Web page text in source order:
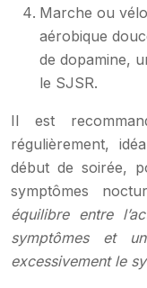
Marche ou
aérobique
de dopamine,
le SJSR.
Il est
régulièrement,
début de soirée,
symptômes
équilibre entre
symptômes et
excessivement le